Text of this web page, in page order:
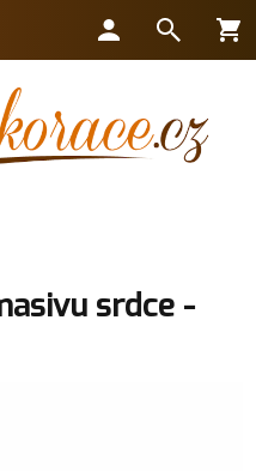
srdce -